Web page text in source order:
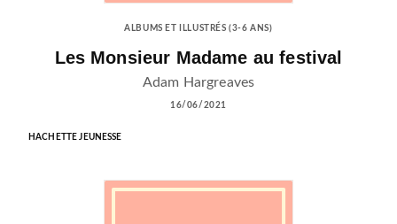
ALBUMS ET ILLUSTRÉS (3-6 ANS)
Les Monsieur Madame au festival
Adam Hargreaves
16/06/2021
HACHETTE JEUNESSE